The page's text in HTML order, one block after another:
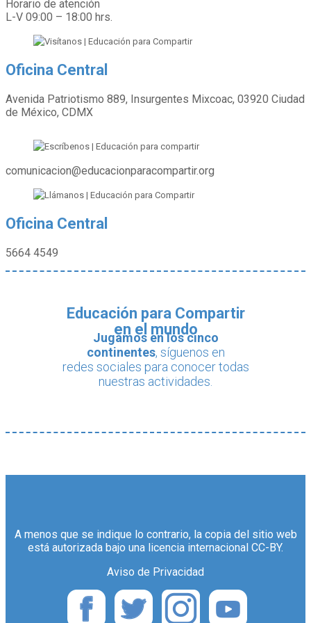
Horario de atención
L-V 09:00 – 18:00 hrs.
Oficina Central
Avenida Patriotismo 889, Insurgentes Mixcoac, 03920 Ciudad
de México, CDMX
comunicacion@educacionparacompartir.org
Oficina Central
5664 4549
Educación para Compartir
en el mundo
Jugamos en los cinco
continentes, síguenos en
redes sociales para conocer todas
nuestras actividades.
A menos que se indique lo contrario, la copia del sitio web
está autorizada bajo una licencia internacional CC-BY.
Aviso de Privacidad